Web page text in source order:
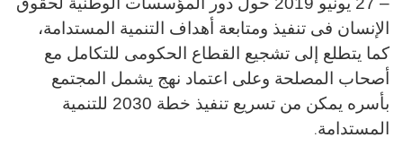
الإنسان فى تنفيذ ومتابعة أهداف التنمية المستدامة،
كما يتطلع إلى تشجيع القطاع الحكومى للتكامل مع
أصحاب المصلحة وعلى اعتماد نهج يشمل المجتمع
بأسره يمكن من تسريع تنفيذ خطة 2030 للتنمية
المستدامة.